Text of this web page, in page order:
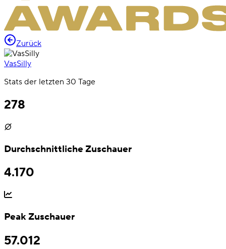
Zurück
VasSilly
Stats der letzten 30 Tage
278
Durchschnittliche Zuschauer
4.170
Peak Zuschauer
57.012